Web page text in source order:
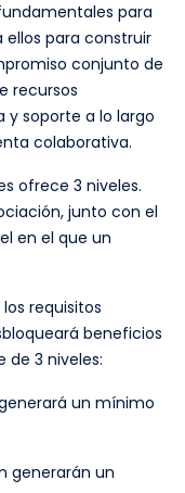
para
ellos para construir
conjunto de
recursos
y soporte a lo largo
colaborativa.
ofrece 3 niveles.
junto con el
en el que un
requisitos
beneficios
de 3 niveles:
un mínimo
generarán un